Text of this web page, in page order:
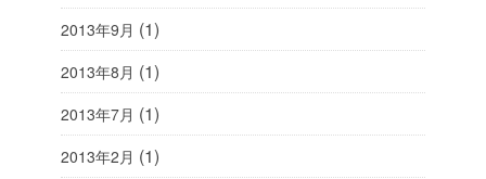
2013年9月 (1)
2013年8月 (1)
2013年7月 (1)
2013年2月 (1)